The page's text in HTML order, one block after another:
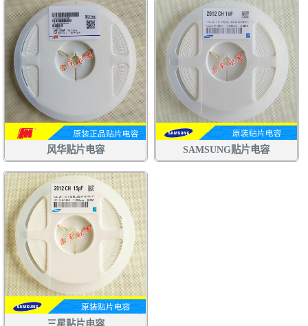
风华贴片电容 SAMSUNG贴片电容
三星贴片电容